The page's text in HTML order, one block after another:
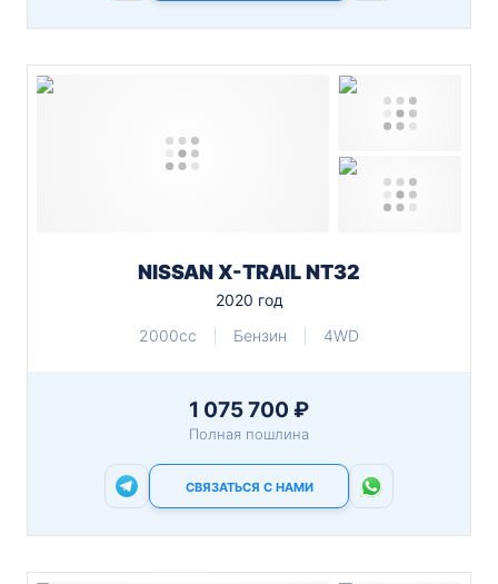
NISSAN X-TRAIL NT32
2020 год
2000cc
Бензин 4WD
1 075 700 ₽
Полная пошлина
СВЯЗАТЬСЯ С НАМИ